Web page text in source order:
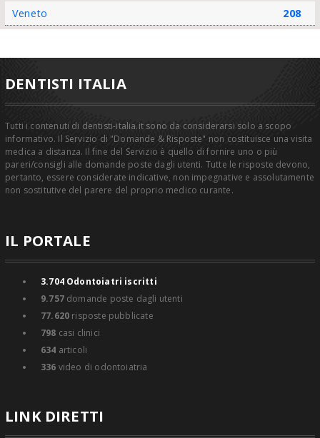
Veneto 208
DENTISTI ITALIA
Tutti i contenuti di dentisti-italia.it sono da considerarsi solo a scopo
informativo. Il Servizio di "Domande & Risposte" non costituisce una visita
medica a distanza. Il fine del Servizio è quello di fornire uno o più
pareri/consigli alle domande poste dagli utenti. Tutte le risposte devono,
pertanto, essere considerate indicative, non impegnative e assolutamente
non sostitutive del parere del proprio medico curante.
IL PORTALE
3.704Odontoiatri iscritti
9.757domande poste dagli utenti
77.620 risposte pubblicate
798 casi clinici
634 articoli
336 video di odontoiatria
LINK DIRETTI